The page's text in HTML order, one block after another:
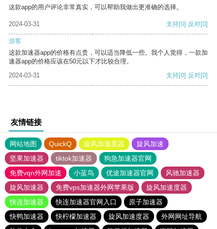
这款app的用户评论非常真实，可以帮助我做出更准确的选择。
2024-03-31 支持[0] 反对[0]
游客
这款加速器app的价格有点贵，可以适当降低一些。我个人觉得，一款加
速器app的价格应该在50元以下才比较合理。
2024-03-31
支持[0] 反对[0]
友情链接
网站地图 QuickQ 旋风加速度器
旋风加速
坚果加速器
tiktok加速器
狗急加速器官网
免费vqn外网加速
小蓝鸟 优途加速器官网
风驰加速器
旋风加速器
免费vps加速器外网苹果版
旋风加速度器
快连加速器
快连加速器官网入口
原子加速器
快鸭加速器
快柠檬加速器 旋风加速度器
外网网址导航